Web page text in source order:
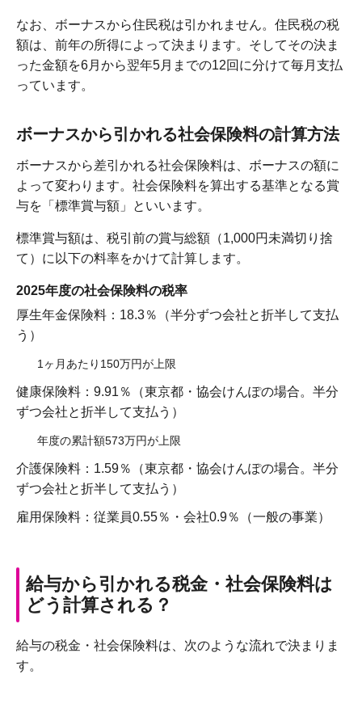
なお、ボーナスから住民税は引かれません。住民税の税
額は、前年の所得によって決まります。そしてその決ま
った金額を6月から翌年5月までの12回に分けて毎月支払
っています。
ボーナスから引かれる社会保険料の計算方法
ボーナスから差引かれる社会保険料は、ボーナスの額に
よって変わります。社会保険料を算出する基準となる賞
与を「標準賞与額」といいます。
標準賞与額は、税引前の賞与総額（1,000円未満切り捨
て）に以下の料率をかけて計算します。
2025年度の社会保険料の税率
厚生年金保険料：18.3％（半分ずつ会社と折半して支払
う）
1ヶ月あたり150万円が上限
健康保険料：9.91％（東京都・協会けんぽの場合。半分
ずつ会社と折半して支払う）
年度の累計額573万円が上限
介護保険料：1.59％（東京都・協会けんぽの場合。半分
ずつ会社と折半して支払う）
雇用保険料：従業員0.55％・会社0.9％（一般の事業）
給与から引かれる税金・社会保険料は
どう計算される？
給与の税金・社会保険料は、次のような流れで決まりま
す。